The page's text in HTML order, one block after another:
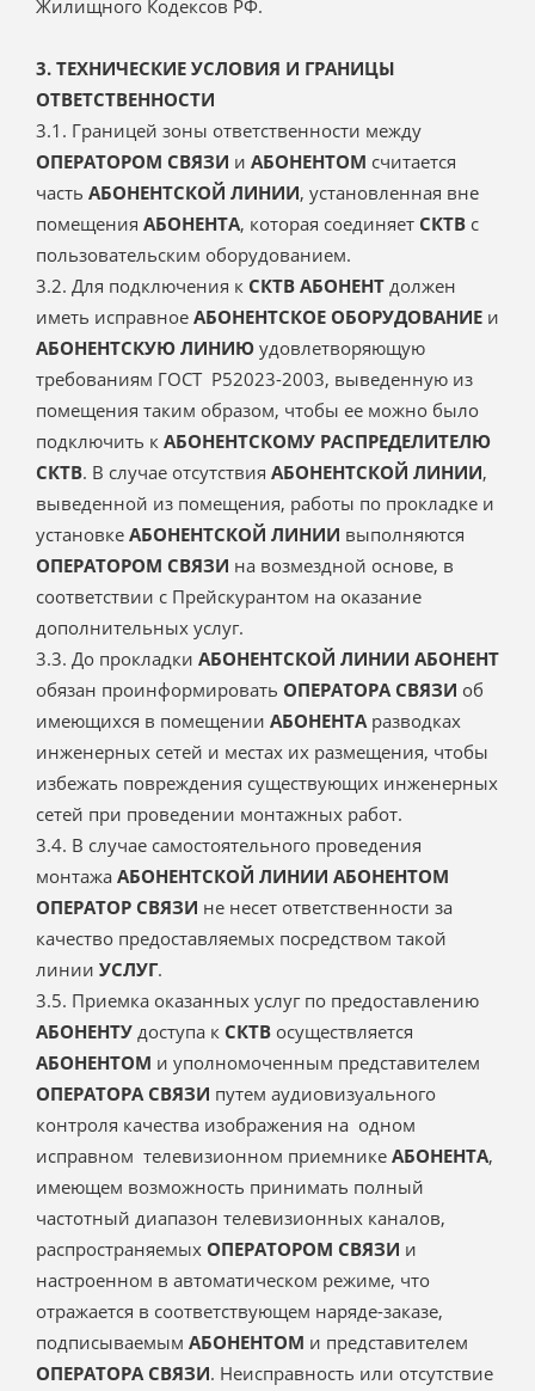
Жилищного Кодексов РФ.
3. ТЕХНИЧЕСКИЕ УСЛОВИЯ И ГРАНИЦЫ
ОТВЕТСТВЕННОСТИ
3.1. Границей зоны ответственности между
ОПЕРАТОРОМ СВЯЗИ и АБОНЕНТОМ считается
часть АБОНЕНТСКОЙ ЛИНИИ, установленная вне
помещения АБОНЕНТА, которая соединяет СКТВ с
пользовательским оборудованием.
3.2. Для подключения к СКТВ АБОНЕНТ должен
иметь исправное АБОНЕНТСКОЕ ОБОРУДОВАНИЕ и
АБОНЕНТСКУЮ ЛИНИЮ удовлетворяющую
требованиям ГОСТ Р52023-2003, выведенную из
помещения таким образом, чтобы ее можно было
подключить к АБОНЕНТСКОМУ РАСПРЕДЕЛИТЕЛЮ
СКТВ. В случае отсутствия АБОНЕНТСКОЙ ЛИНИИ,
выведенной из помещения, работы по прокладке и
установке АБОНЕНТСКОЙ ЛИНИИ выполняются
ОПЕРАТОРОМ СВЯЗИ на возмездной основе, в
соответствии с Прейскурантом на оказание
дополнительных услуг.
3.3. До прокладки АБОНЕНТСКОЙ ЛИНИИ АБОНЕНТ
обязан проинформировать ОПЕРАТОРА СВЯЗИ об
имеющихся в помещении АБОНЕНТАразводках
инженерных сетей и местах их размещения, чтобы
избежать повреждения существующих инженерных
сетей при проведении монтажных работ.
3.4. В случае самостоятельного проведения
монтажа АБОНЕНТСКОЙ ЛИНИИ АБОНЕНТОМ
ОПЕРАТОР СВЯЗИ не несет ответственности за
качество предоставляемых посредством такой
линии УСЛУГ.
3.5. Приемка оказанных услуг по предоставлению
АБОНЕНТУ доступа к СКТВ осуществляется
АБОНЕНТОМ и уполномоченным представителем
ОПЕРАТОРА СВЯЗИ путем аудиовизуального
контроля качества изображения на одном
исправном телевизионном приемнике АБОНЕНТА,
имеющем возможность принимать полный
частотный диапазон телевизионных каналов,
распространяемых ОПЕРАТОРОМ СВЯЗИ и
настроенном в автоматическом режиме, что
отражается в соответствующем наряде-заказе,
подписываемым АБОНЕНТОМ и представителем
ОПЕРАТОРА СВЯЗИ. Неисправность или отсутствие